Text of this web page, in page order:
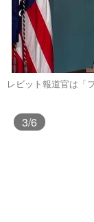
レビット報道官は「
3/6